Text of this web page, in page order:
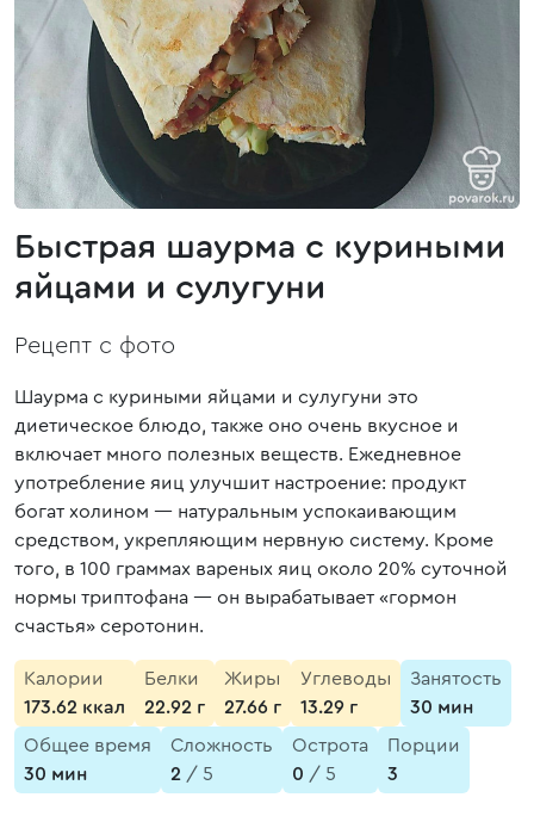
Быстрая шаурма с куриными
яйцами и сулугуни
Рецепт с фото
Шаурма с куриными яйцами и сулугуни это
диетическое блюдо, также оно очень вкусное и
включает много полезных веществ. Ежедневное
употребление яиц улучшит настроение: продукт
богат холином — натуральным успокаивающим
средством, укрепляющим нервную систему. Кроме
того, в 100 граммах вареных яиц около 20% суточной
нормы триптофана — он вырабатывает «гормон
счастья» серотонин.
Калории
173.62 ккал
Белки
22.92 г
Жиры
27.66 г
Углеводы
13.29 г
Занятость
30 мин
Общее время
30 мин
Сложность
2 / 5
Острота
0 / 5
Порции
3